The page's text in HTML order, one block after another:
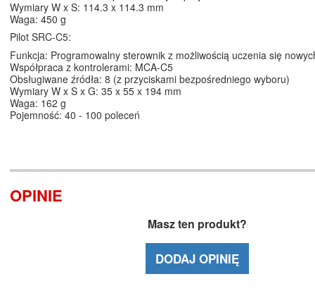
Wymiary W x S: 114.3 x 114.3 mm
Waga: 450 g
Pilot SRC-C5:
Funkcja: Programowalny sterownik z możliwością uczenia się
Współpraca z kontrolerami: MCA-C5
Obsługiwane źródła: 8 (z przyciskami bezpośredniego wyboru)
Wymiary W x S x G: 35 x 55 x 194 mm
Waga: 162 g
Pojemność: 40 - 100 poleceń
OPINIE
Masz ten produkt?
DODAJ OPINIĘ